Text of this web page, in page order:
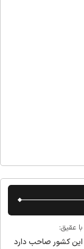
عقیق:
کشور صاحب دارد